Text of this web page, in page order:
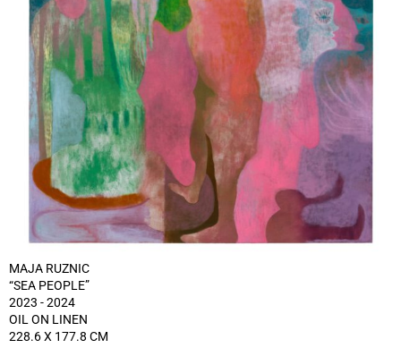
MAJA RUZNIC
“SEA PEOPLE”
2023 - 2024
OIL ON LINEN
228.6 X 177.8 CM